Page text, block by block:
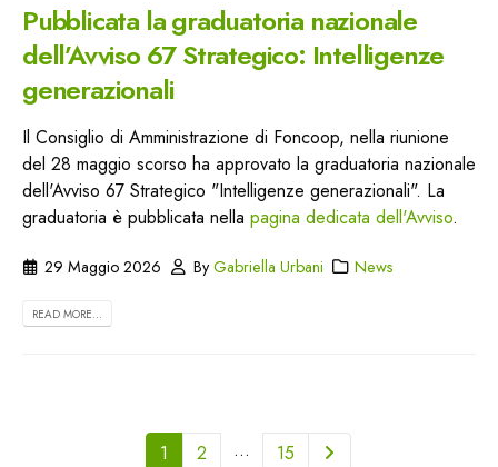
Pubblicata la graduatoria nazionale
dell’Avviso 67 Strategico: Intelligenze
generazionali
Il Consiglio di Amministrazione di Foncoop, nella riunione
del 28 maggio scorso ha approvato la graduatoria nazionale
dell'Avviso 67 Strategico "Intelligenze generazionali". La
graduatoria è pubblicata nella pagina dedicata dell'Avviso.
29 Maggio 2026 ByGabriella Urbani News
READ MORE...
1 2 … 15